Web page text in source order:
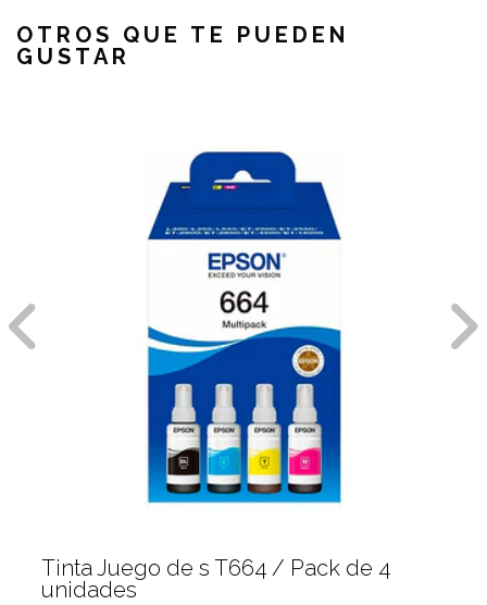
OTROS QUE TE PUEDEN
GUSTAR
Tinta Juego de s T664 / Pack de 4
unidades